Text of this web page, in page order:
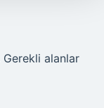
Gerekli alanlar